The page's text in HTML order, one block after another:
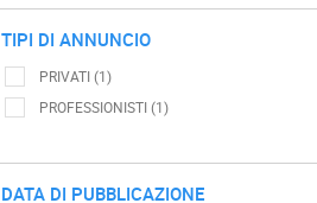
TIPI DI ANNUNCIO
PRIVATI (1)
PROFESSIONISTI (1)
DATA DI PUBBLICAZIONE